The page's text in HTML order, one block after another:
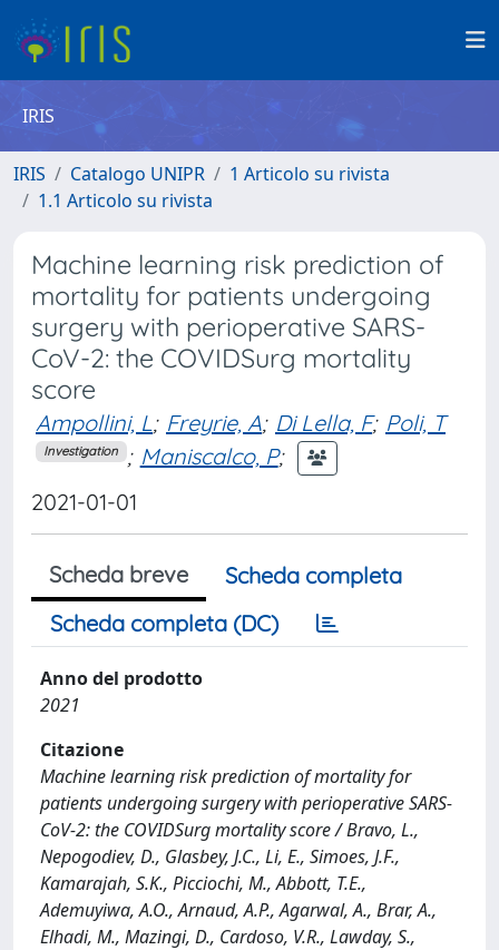
IRIS
IRIS Catalogo UNIPR
1 Articolo su rivista
1.1 Articolo su rivista
Machine learning risk prediction of
mortality for patients undergoing
surgery with perioperative SARS-
CoV-2: the COVIDSurg mortality
score
Ampollini, L; Freyrie, A; Di Lella, F; Poli, T
Investigation ; Maniscalco, P;
2021-01-01
Scheda breve
Scheda completa
Scheda completa (DC)
Anno del prodotto
2021
Citazione
Machine learning risk prediction of mortality for
patients undergoing surgery with perioperative SARS-
CoV-2: the COVIDSurg mortality score / Bravo, L.,
Nepogodiev, D., Glasbey, J.C., Li, E., Simoes, J.F.,
Kamarajah, S.K., Picciochi, M., Abbott, T.E.,
Ademuyiwa, A.O., Arnaud, A.P., Agarwal, A., Brar, A.,
Elhadi, M., Mazingi, D., Cardoso, V.R., Lawday, S.,